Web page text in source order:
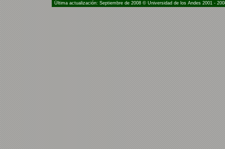
Última actualización: Septiembre de 2008 © Universidad de los Andes 2001 -